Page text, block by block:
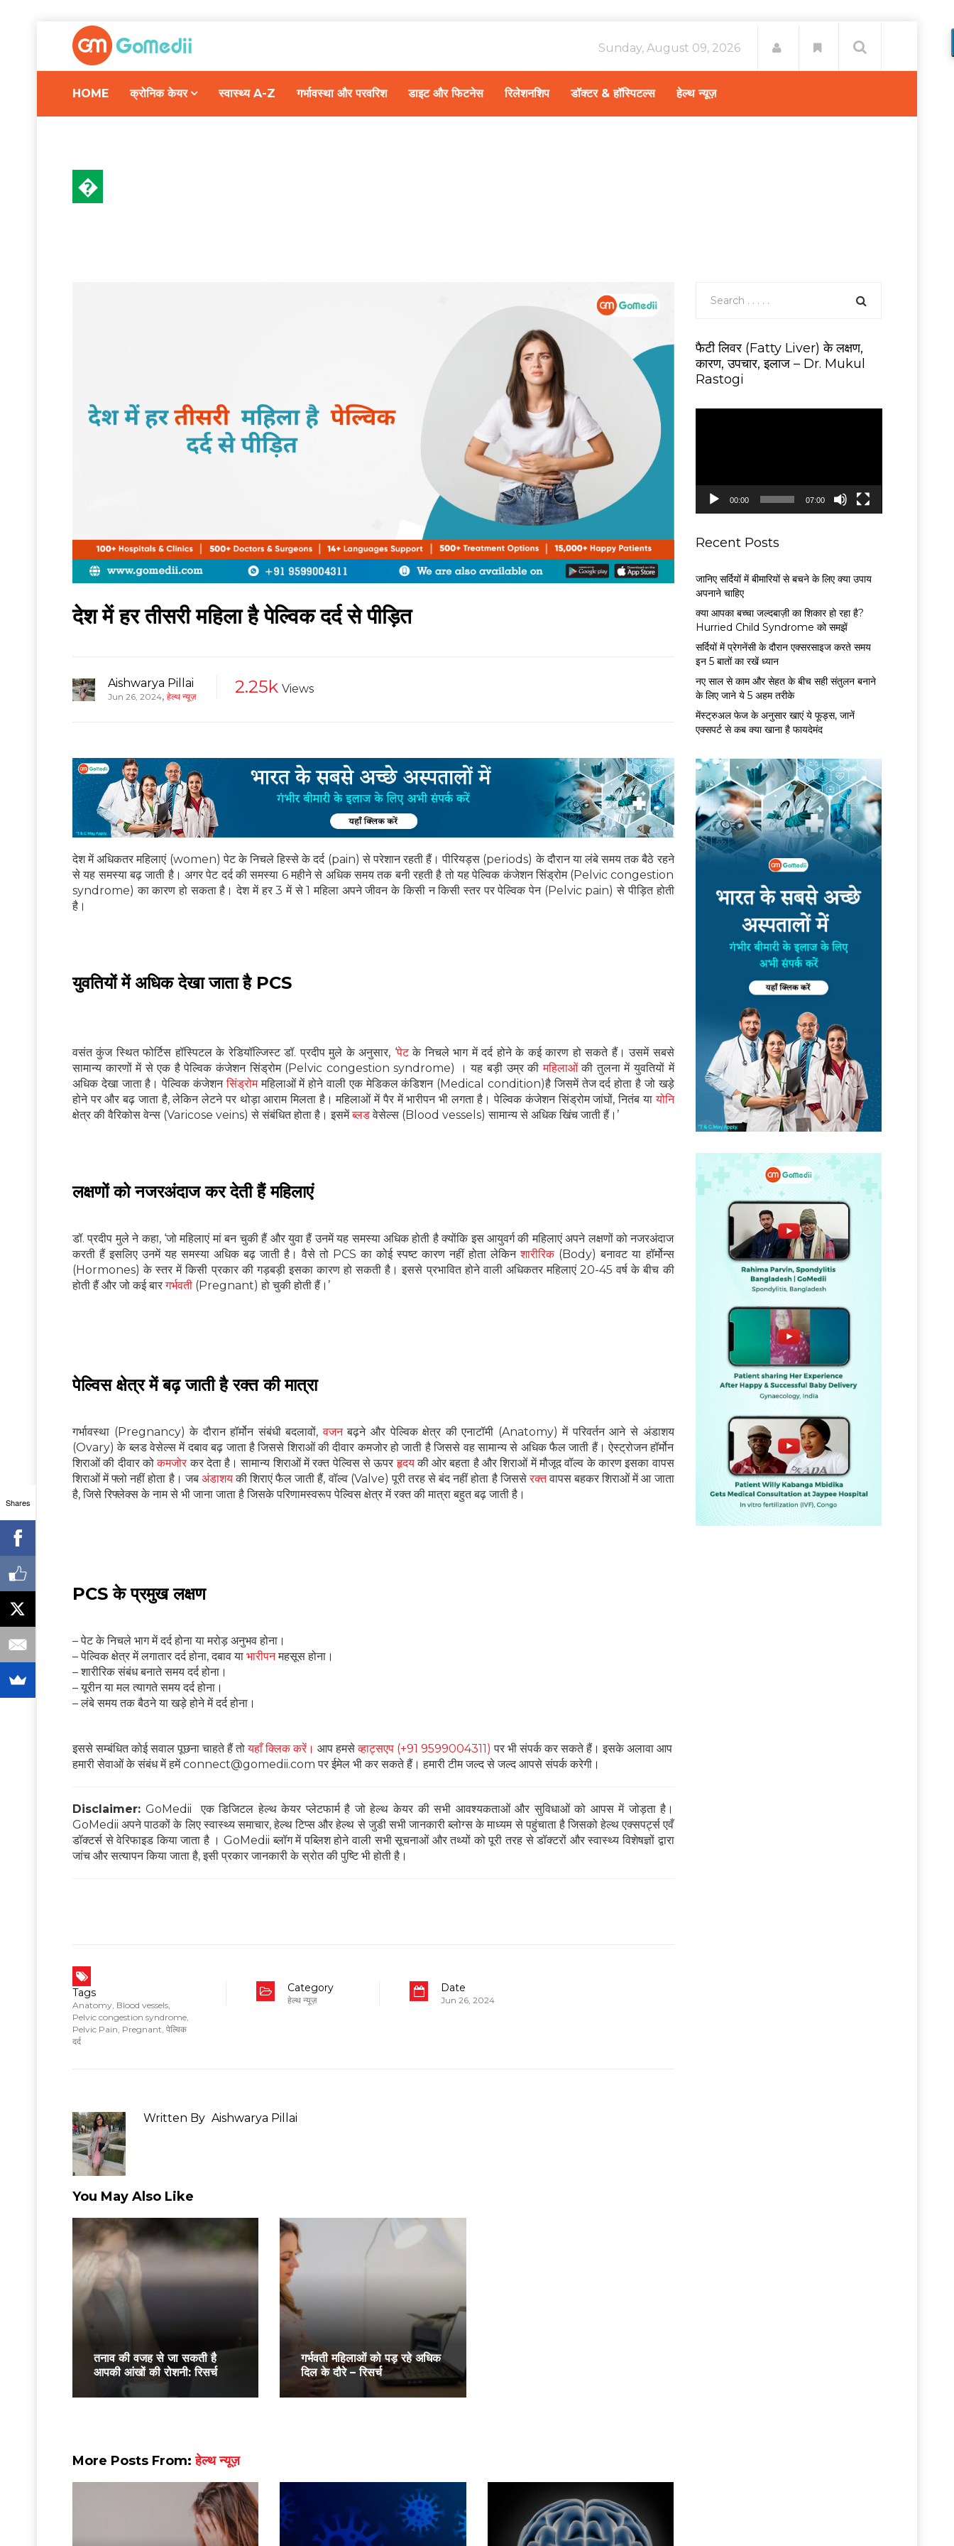
Sunday, August 09, 2026
HOME क्रोनिक केयर स्वास्थ्य A-Z गर्भावस्था और परवरिश डाइट और फिटनेस रिलेशनशिप डॉक्टर & हॉस्पिटल्स हेल्थ न्यूज़
�
देश में हर तीसरी महिला है पेल्विक दर्द से पीड़ित
Aishwarya Pillai
Jun 26, 2024, हेल्थ न्यूज़ 2.25k Views
देश में अधिकतर महिलाएं (women) पेट के निचले हिस्से के दर्द (pain) से परेशान रहती हैं। पीरियड्स (periods) के दौरान या लंबे समय तक बैठे रहने
से यह समस्या बढ़ जाती है। अगर पेट दर्द की समस्या 6 महीने से अधिक समय तक बनी रहती है तो यह पेल्विक कंजेशन सिंड्रोम (Pelvic congestion
syndrome) का कारण हो सकता है। देश में हर 3 में से 1 महिला अपने जीवन के किसी न किसी स्तर पर पेल्विक पेन (Pelvic pain) से पीड़ित होती
है।
युवतियों में अधिक देखा जाता है PCS
वसंत कुंज स्थित फोर्टिस हॉस्पिटल के रेडियॉल्जिस्ट डॉ. प्रदीप मुले के अनुसार, ‘पेटके निचले भाग में दर्द होने के कई कारण हो सकते हैं। उसमें सबसे
सामान्य कारणों में से एक है पेल्विक कंजेशन सिंड्रोम (Pelvic congestion syndrome) । यह बड़ी उम्र कीमहिलाओंकी तुलना में युवतियों में
अधिक देखा जाता है। पेल्विक कंजेशनसिंड्रोममहिलाओं में होने वाली एक मेडिकल कंडिशन (Medical condition)है जिसमें तेज दर्द होता है जो खड़े
होने पर और बढ़ जाता है, लेकिन लेटने पर थोड़ा आराम मिलता है। महिलाओं में पैर में भारीपन भी लगता है। पेल्विक कंजेशन सिंड्रोम जांघों, नितंब यायोनि
क्षेत्र की वैरिकोस वेन्स (Varicose veins) से संबंधित होता है। इसमेंब्लडवेसेल्स (Blood vessels) सामान्य से अधिक खिंच जाती हैं।’
लक्षणों को नजरअंदाज कर देती हैं महिलाएं
डॉ. प्रदीप मुले ने कहा, ‘जो महिलाएं मां बन चुकी हैं और युवा हैं उनमें यह समस्या अधिक होती है क्योंकि इस आयुवर्ग की महिलाएं अपने लक्षणों को नजरअंदाज
करती हैं इसलिए उनमें यह समस्या अधिक बढ़ जाती है। वैसे तो PCS का कोई स्पष्ट कारण नहीं होता लेकिनशारीरिक(Body) बनावट या हॉर्मोन्स
(Hormones) के स्तर में किसी प्रकार की गड़बड़ी इसका कारण हो सकती है। इससे प्रभावित होने वाली अधिकतर महिलाएं 20-45 वर्ष के बीच की
होती हैं और जो कई बारगर्भवती (Pregnant) हो चुकी होती हैं।’
पेल्विस क्षेत्र में बढ़ जाती है रक्त की मात्रा
गर्भावस्था (Pregnancy) के दौरान हॉर्मोन संबंधी बदलावों,वजनबढ़ने और पेल्विक क्षेत्र की एनाटॉमी (Anatomy) में परिवर्तन आने से अंडाशय
(Ovary) के ब्लड वेसेल्स में दबाव बढ़ जाता है जिससे शिराओं की दीवार कमजोर हो जाती है जिससे वह सामान्य से अधिक फैल जाती हैं। ऐस्ट्रोजन हॉर्मोन
शिराओं की दीवार कोकमजोरकर देता है। सामान्य शिराओं में रक्त पेल्विस से ऊपरहृदयकी ओर बहता है और शिराओं में मौजूद वॉल्व के कारण इसका वापस
शिराओं में फ्लो नहीं होता है। जब अंडाशयकी शिराएं फैल जाती हैं, वॉल्व (Valve) पूरी तरह से बंद नहीं होता है जिससेरक्तवापस बहकर शिराओं में आ जाता
है, जिसे रिफ्लेक्स के नाम से भी जाना जाता है जिसके परिणामस्वरूप पेल्विस क्षेत्र में रक्त की मात्रा बहुत बढ़ जाती है।
PCS के प्रमुख लक्षण
– पेट के निचले भाग में दर्द होना या मरोड़ अनुभव होना।
– पेल्विक क्षेत्र में लगातार दर्द होना, दबाव या भारीपनमहसूस होना।
– शारीरिक संबंध बनाते समय दर्द होना।
– यूरीन या मल त्यागते समय दर्द होना।
– लंबे समय तक बैठने या खड़े होने में दर्द होना।
इससे सम्बंधित कोई सवाल पूछना चाहते हैं तोयहाँ क्लिक करें। आप हमसेव्हाट्सएप (+91 9599004311) पर भी संपर्क कर सकते हैं। इसके अलावा आप
हमारी सेवाओं के संबंध में हमें connect@gomedii.com पर ईमेल भी कर सकते हैं। हमारी टीम जल्द से जल्द आपसे संपर्क करेगी।
Disclaimer: GoMedii एक डिजिटल हेल्थ केयर प्लेटफार्म है जो हेल्थ केयर की सभी आवश्यकताओं और सुविधाओं को आपस में जोड़ता है।
GoMedii अपने पाठकों के लिए स्वास्थ्य समाचार, हेल्थ टिप्स और हेल्थ से जुडी सभी जानकारी ब्लोग्स के माध्यम से पहुंचाता है जिसको हेल्थ एक्सपर्ट्स एवँ
डॉक्टर्स से वेरिफाइड किया जाता है । GoMedii ब्लॉग में पब्लिश होने वाली सभी सूचनाओं और तथ्यों को पूरी तरह से डॉक्टरों और स्वास्थ्य विशेषज्ञों द्वारा
जांच और सत्यापन किया जाता है, इसी प्रकार जानकारी के स्रोत की पुष्टि भी होती है।
Tags
Anatomy, Blood vessels,
Pelvic congestion syndrome,
Pelvic Pain, Pregnant, पेल्विक
दर्द
Category
हेल्थ न्यूज़
Date
Jun 26, 2024
Written By Aishwarya Pillai
You May Also Like
तनाव की वजह से जा सकती है
आपकी आंखों की रोशनी: रिसर्च
गर्भवती महिलाओं को पड़ रहे अधिक
दिल के दौरे – रिसर्च
More Posts From:हेल्थ न्यूज़
फैटी लिवर (Fatty Liver) के लक्षण,
कारण, उपचार, इलाज – Dr. Mukul
Rastogi
y
00:00 07:00
Recent Posts
जानिए सर्दियों में बीमारियों से बचने के लिए क्या उपाय
अपनाने चाहिए
क्या आपका बच्चा जल्दबाज़ी का शिकार हो रहा है?
Hurried Child Syndrome को समझें
सर्द‍ियों में प्रेगनेंसी के दौरान एक्सरसाइज करते समय
इन 5 बातों का रखें ध्यान
नए साल से काम और सेहत के बीच सही संतुलन बनाने
के लिए जाने ये 5 अहम तरीके
मेंस्ट्रुअल फेज के अनुसार खाएं ये फूड्स, जानें
एक्सपर्ट से कब क्या खाना है फायदेमंद
Shares